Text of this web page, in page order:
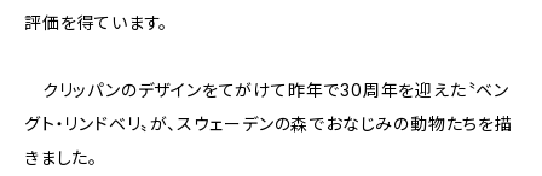
評価を得ています。
クリッパンのデザインをてがけて昨年で30周年を迎えた〝ベン
グト・リンドベリ〟が、スウェーデンの森でおなじみの動物たちを描
きました。